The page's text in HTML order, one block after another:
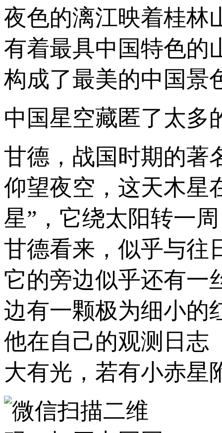
夜色的漓江映着桂林
有着最具中国特色的
构成了最美的中国景
中国星空藏匿了太多
甘德，战国时期的著
仰望夜空，这天木星
星”，它绕太阳转一
甘德看来，似乎与往
它的旁边似乎还有一
边有一颗极为细小的
他在自己的观测日
大有光，若有小赤星